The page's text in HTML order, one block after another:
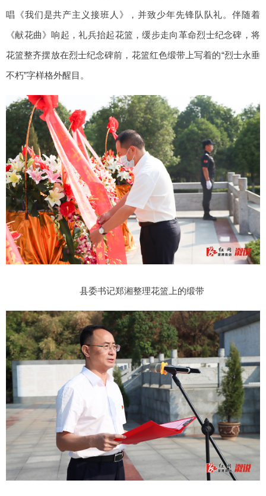
唱《我们是共产主义接班人》，并致少年先锋队队礼。伴随着
《献花曲》响起，礼兵抬起花篮，缓步走向革命烈士纪念碑，将
花篮整齐摆放在烈士纪念碑前，花篮红色缎带上写着的“烈士永垂
不朽”字样格外醒目。
县委书记郑湘整理花篮上的缎带